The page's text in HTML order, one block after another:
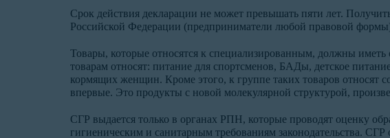
Срок действия декларации не может превышать пяти лет.
Российской Федерации (предприниматели любой правовой
Товары, которые относятся к специализированным, должны иметь
товарам относят: питание для спортсменов, БАДы, детское
кормящих женщин. Кроме этого, к группе таких товаров относят
впервые. Это продукты с новой молекулярной структурой,
СГР выдается только в органах РПН, которые проводят оценку
гигиеническим и санитарным требованиям законодательства.